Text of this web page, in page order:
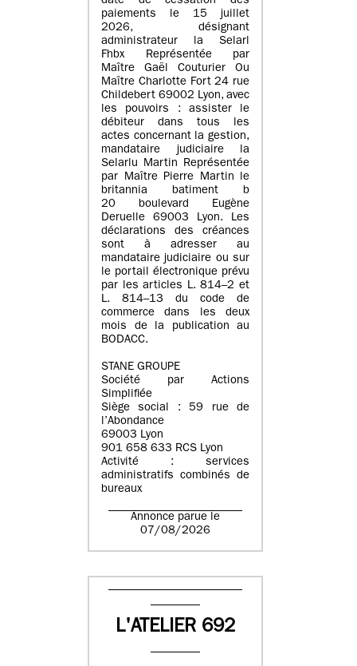
paiements le 15 juillet
2026, désignant
administrateur la Selarl
Fhbx Représentée par
Maître Gaël Couturier Ou
Maître Charlotte Fort 24 rue
Childebert 69002 Lyon, avec
les pouvoirs : assister le
débiteur dans tous les
actes concernant la gestion,
mandataire judiciaire la
Selarlu Martin Représentée
par Maître Pierre Martin le
britannia batiment b
20 boulevard Eugène
Deruelle 69003 Lyon. Les
déclarations des créances
sont à adresser au
mandataire judiciaire ou sur
le portail électronique prévu
par les articles L. 814–2 et
L. 814–13 du code de
commerce dans les deux
mois de la publication au
BODACC.
STANE GROUPE
Société par Actions
Simplifiée
Siège social : 59 rue de
l’Abondance
69003 Lyon
901 658 633 RCS Lyon
Activité : services
administratifs combinés de
bureaux
Annonce parue le
07/08/2026
L'ATELIER 692